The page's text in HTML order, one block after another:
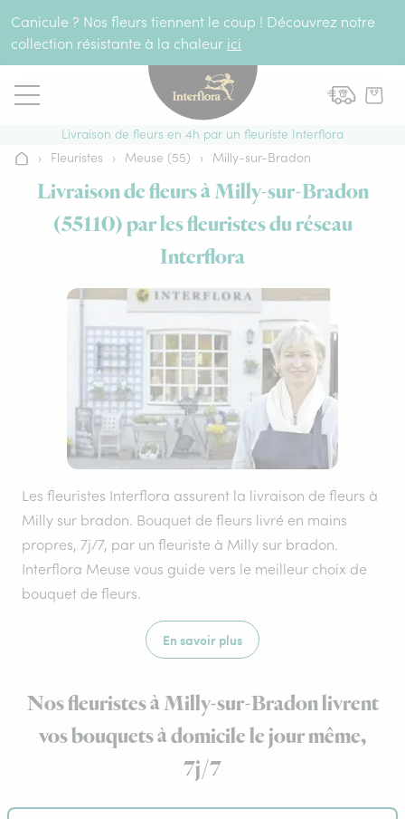
Canicule ? Nos fleurs tiennent le coup ! Découvrez notre
collection résistante à la chaleur ici
Livraison de fleurs en 4h par un fleuriste Interflora
Accueil
› Fleuristes › Meuse (55) › Milly-sur-Bradon
Livraison de fleurs à Milly-sur-Bradon
(55110) par les fleuristes du réseau
Interflora
Les fleuristes Interflora assurent la livraison de fleurs à
Milly sur bradon. Bouquet de fleurs livré en mains
propres, 7j/7, par un fleuriste à Milly sur bradon.
Interflora Meuse vous guide vers le meilleur choix de
bouquet de fleurs.
En savoir plus
Nos fleuristes à Milly-sur-Bradon livrent
vos bouquets à domicile le jour même,
7j/7